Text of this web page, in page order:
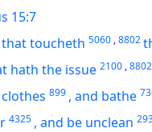
15:7
toucheth 5060 ,8802
hath the issue 2100 ,8802
899 , and bathe
4325 , and be unclean